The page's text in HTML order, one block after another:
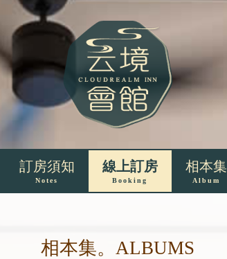
訂房須知
Notes
線上訂房
Booking
相本集
Album
相本集。ALBUMS